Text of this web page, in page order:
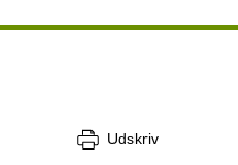
Udskriv